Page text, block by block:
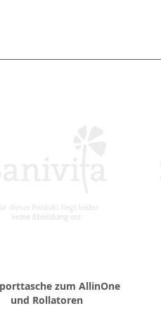
zum AllinOne
und Rollatoren